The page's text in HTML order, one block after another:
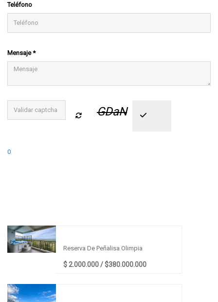
Teléfono
Mensaje *
GDaN
0
Reserva De Peñalisa Olimpia
$ 2.000.000 / $380.000.000